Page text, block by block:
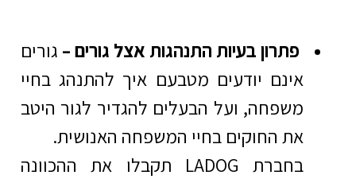
פתרון בעיות התנהגות אצל גורים –גורים
אינם יודעים מטבעם איך להתנהג בחיי
משפחה, ועל הבעלים להגדיר לגור היטב
את החוקים בחיי המשפחה האנושית.
בחברת LADOG תקבלו את ההכוונה